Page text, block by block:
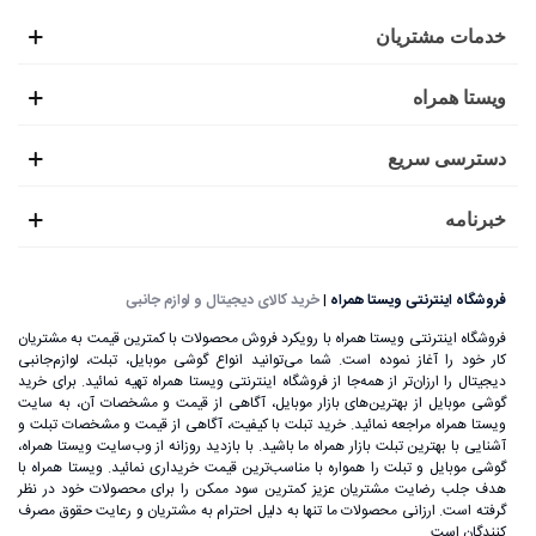
قدیمی خود را بروز کنید، باید بدانید که برندهای بسیار زیادی در
جمله بهترین برندهای تبلت‌ بالا رده و تبلت‌ میان رده می‌توان به
موارد زیر اشاره کرد:
سامسونگ (Samsung) :
برند سامسونگ به عنوان یکی از
بهترین برندهای مطرح در زمینه تولید گوشی و تلویزیون‌های
هوشمند به شمار می‌آید. یکی از پرطرفدارترین تولیدات
سامسونگ، تبلت‌های آن است که به دلیل کیفیت بسیار بالا، در
خدمات مشتریان
ویستا همراه
دسترسی سریع
خبرنامه
فروشگاه اینترنتی ویستا همراه |خرید کالای دیجیتال و لوازم جانبی
فروشگاه اینترنتی ویستا همراه با رویکرد فروش محصولات با کمترین قیمت به مشتریان
کار خود را آغاز نموده است. شما می‌توانید انواع گوشی موبایل، تبلت، لوازم‌جانبی
دیجیتال را ارزان‌تر از همه‌جا از فروشگاه اینترنتی ویستا همراه تهیه نمائید. برای خرید
گوشی موبایل از بهترین‌های بازار موبایل، آگاهی از قیمت و مشخصات آن، به ‌سایت
ویستا همراه مراجعه نمائید. خرید تبلت با کیفیت، آگاهی از قیمت و مشخصات تبلت و
آشنایی با بهترین تبلت بازار همراه ما باشید. با بازدید روزانه از وب‌سایت ویستا همراه،
گوشی موبایل و تبلت را همواره با مناسب‌ترین قیمت خریداری نمائید. ویستا همراه با
هدف جلب رضایت مشتریان عزیز کمترین سود ممکن را برای محصولات خود در نظر
گرفته است. ارزانی محصولات ما تنها به دلیل احترام به مشتریان و رعایت حقوق مصرف